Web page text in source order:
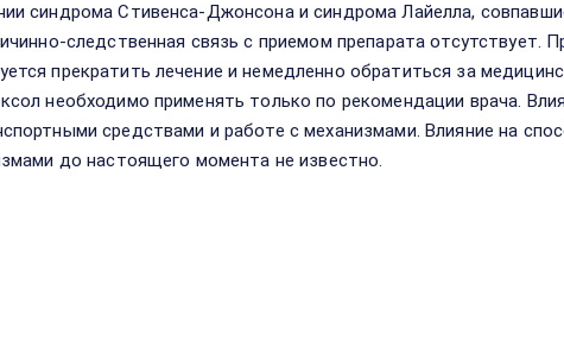
синдрома Стивенса-Джонсона и синдрома Лайелла,
следственная связь с приемом препарата отсутствует.
прекратить лечение и немедленно обратиться за
необходимо применять только по рекомендации врача.
средствами и работе с механизмами. Влияние на
до настоящего момента не известно.